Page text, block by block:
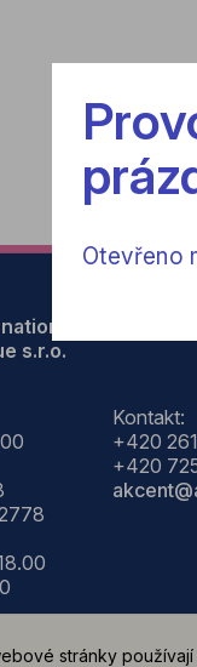
s.r.o.
Kontakt:
+420
+420
Otevřeno
stránky